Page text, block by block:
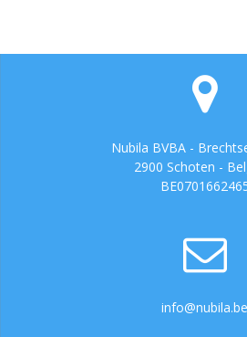
Nubila BVBA -
2900 Schoten -
info@nubila.be